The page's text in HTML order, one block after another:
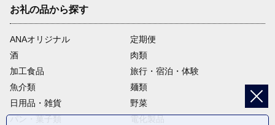
お礼の品から探す
ANAオリジナル
定期便
酒
肉類
加工食品
旅行・宿泊・体験
魚介類
麺類
日用品・雑貨
野菜